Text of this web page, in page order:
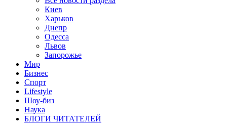
Киев
Харьков
Днепр
Одесса
Львов
Запорожье
Мир
Бизнес
Спорт
Lifestyle
Шоу-биз
Наука
БЛОГИ ЧИТАТЕЛЕЙ